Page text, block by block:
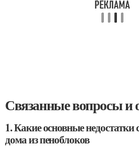
Связанные вопросы и
1. Какие основные недостатки
дома из пеноблоков